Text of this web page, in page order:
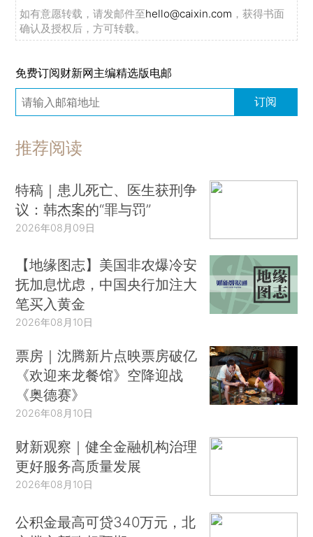
如有意愿转载，请发邮件至hello@caixin.com ，获得书面
确认及授权后，方可转载。
免费订阅财新网主编精选版电邮
订阅
推荐阅读
特稿｜患儿死亡、医生获刑争
议：韩杰案的“罪与罚”
2026年08月09日
【地缘图志】美国非农爆冷安
抚加息忧虑，中国央行加注大
笔买入黄金
2026年08月10日
票房｜沈腾新片点映票房破亿
《欢迎来龙餐馆》空降迎战
《奥德赛》
2026年08月10日
财新观察｜健全金融机构治理
更好服务高质量发展
2026年08月10日
公积金最高可贷340万元，北